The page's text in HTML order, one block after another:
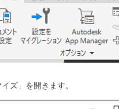
ズ」を開きます。